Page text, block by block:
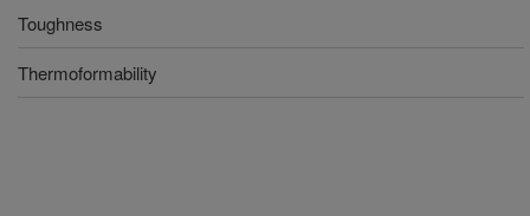
Toughness
Thermoformability